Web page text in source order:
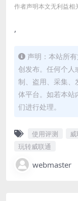
作者声明本文无利益相
,
声明：本站所
创发布。任何个人
制、盗用、采集、
体平台。如若本站
们进行处理。
使用评测 威
玩转威联通
webmaster